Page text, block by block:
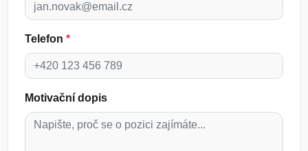
Telefon *
Motivační dopis